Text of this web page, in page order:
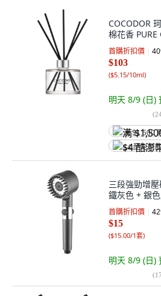
COCODOR
棉花香
首購折扣價 40
$103
($5.15/10ml)
明天 8/9 (日)
(
满 $1,500
$4 酷澎幣
三段強勁增
鐵灰色 + 銀
首購折扣價 42
$15
($15.00/1套)
明天 8/9 (日)
(17